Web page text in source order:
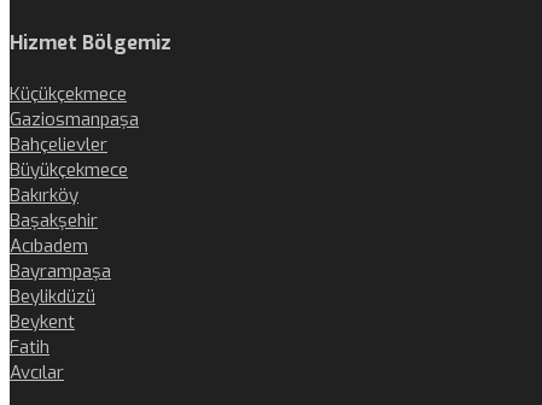
Hizmet Bölgemiz
Küçükçekmece
Gaziosmanpaşa
Bahçelievler
Büyükçekmece
Bakırköy
Başakşehir
Acıbadem
Bayrampaşa
Beylikdüzü
Beykent
Fatih
Avcılar